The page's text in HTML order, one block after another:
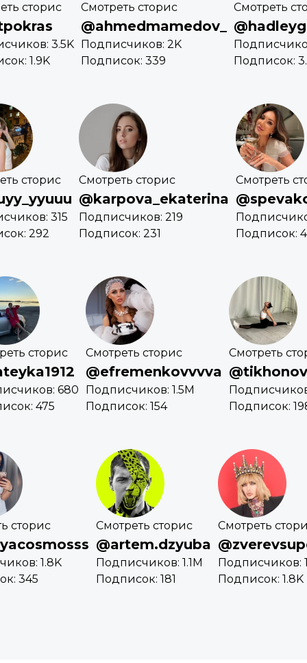
сторис
3.5K
1.9K
Смотреть сторис
@ahmedmamedov_
Подписчиков: 2K
Подписок: 339
Смотреть
Подписок:
сторис
315
292
Смотреть сторис
@karpova_ekaterina
Подписчиков: 219
Подписок: 231
Смотреть
Подписок:
сторис
680
475
Смотреть сторис
@efremenkovvvva
Подписчиков: 1.5M
Подписок: 154
Смотреть
Подписок:
сторис
1.8K
345
Смотреть сторис
@artem.dzyuba
Подписчиков: 1.1M
Подписок: 181
Смотреть
Подписчиков:
Подписок: 1.8K